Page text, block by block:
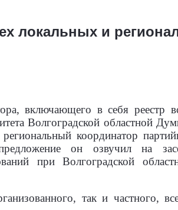
локальных и
включающего в себя реестр
Волгоградской областной
координатор
он озвучил
на
при Волгоградской
так и частного,